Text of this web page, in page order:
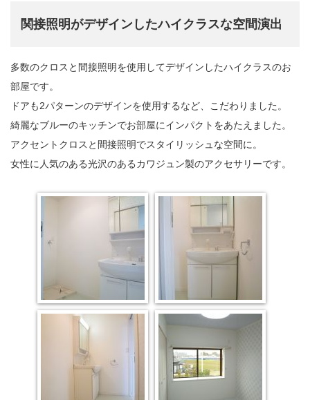
関接照明がデザインしたハイクラスな空間演出
多数のクロスと間接照明を使用してデザインしたハイクラスのお
部屋です。
ドアも2パターンのデザインを使用するなど、こだわりました。
綺麗なブルーのキッチンでお部屋にインパクトをあたえました。
アクセントクロスと間接照明でスタイリッシュな空間に。
女性に人気のある光沢のあるカワジュン製のアクセサリーです。